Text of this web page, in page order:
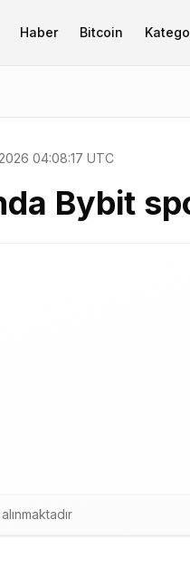
Haber Bitcoin
04:08:17 UTC
Bybit